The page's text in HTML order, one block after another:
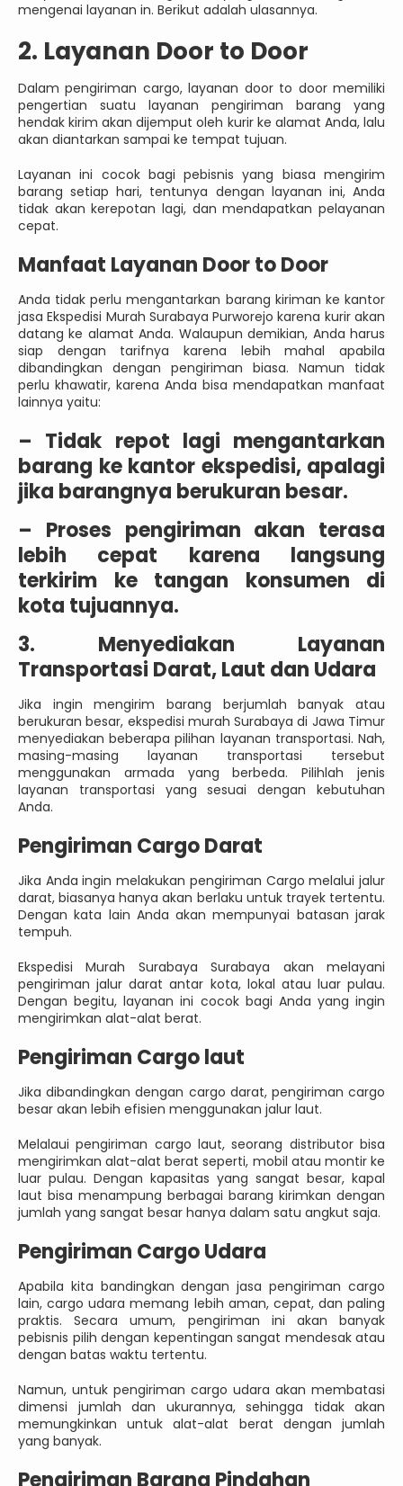
mengenai layanan in. Berikut adalah ulasannya.
2. Layanan Door to Door
Dalam pengiriman cargo, layanan door to door memiliki
pengertian suatu layanan pengiriman barang yang
hendak kirim akan dijemput oleh kurir ke alamat Anda, lalu
akan diantarkan sampai ke tempat tujuan.
Layanan ini cocok bagi pebisnis yang biasa mengirim
barang setiap hari, tentunya dengan layanan ini, Anda
tidak akan kerepotan lagi, dan mendapatkan pelayanan
cepat.
Manfaat Layanan Door to Door
Anda tidak perlu mengantarkan barang kiriman ke kantor
jasa Ekspedisi Murah Surabaya Purworejo karena kurir akan
datang ke alamat Anda. Walaupun demikian, Anda harus
siap dengan tarifnya karena lebih mahal apabila
dibandingkan dengan pengiriman biasa. Namun tidak
perlu khawatir, karena Anda bisa mendapatkan manfaat
lainnya yaitu:
– Tidak repot lagi mengantarkan
barang ke kantor ekspedisi, apalagi
jika barangnya berukuran besar.
– Proses pengiriman akan terasa
lebih cepat karena langsung
terkirim ke tangan konsumen di
kota tujuannya.
3. Menyediakan Layanan
Transportasi Darat, Laut dan Udara
Jika ingin mengirim barang berjumlah banyak atau
berukuran besar, ekspedisi murah Surabaya di Jawa Timur
menyediakan beberapa pilihan layanan transportasi. Nah,
masing-masing layanan transportasi tersebut
menggunakan armada yang berbeda. Pilihlah jenis
layanan transportasi yang sesuai dengan kebutuhan
Anda.
Pengiriman Cargo Darat
Jika Anda ingin melakukan pengiriman Cargo melalui jalur
darat, biasanya hanya akan berlaku untuk trayek tertentu.
Dengan kata lain Anda akan mempunyai batasan jarak
tempuh.
Ekspedisi Murah Surabaya Surabaya akan melayani
pengiriman jalur darat antar kota, lokal atau luar pulau.
Dengan begitu, layanan ini cocok bagi Anda yang ingin
mengirimkan alat-alat berat.
Pengiriman Cargo laut
Jika dibandingkan dengan cargo darat, pengiriman cargo
besar akan lebih efisien menggunakan jalur laut.
Melalaui pengiriman cargo laut, seorang distributor bisa
mengirimkan alat-alat berat seperti, mobil atau montir ke
luar pulau. Dengan kapasitas yang sangat besar, kapal
laut bisa menampung berbagai barang kirimkan dengan
jumlah yang sangat besar hanya dalam satu angkut saja.
Pengiriman Cargo Udara
Apabila kita bandingkan dengan jasa pengiriman cargo
lain, cargo udara memang lebih aman, cepat, dan paling
praktis. Secara umum, pengiriman ini akan banyak
pebisnis pilih dengan kepentingan sangat mendesak atau
dengan batas waktu tertentu.
Namun, untuk pengiriman cargo udara akan membatasi
dimensi jumlah dan ukurannya, sehingga tidak akan
memungkinkan untuk alat-alat berat dengan jumlah
yang banyak.